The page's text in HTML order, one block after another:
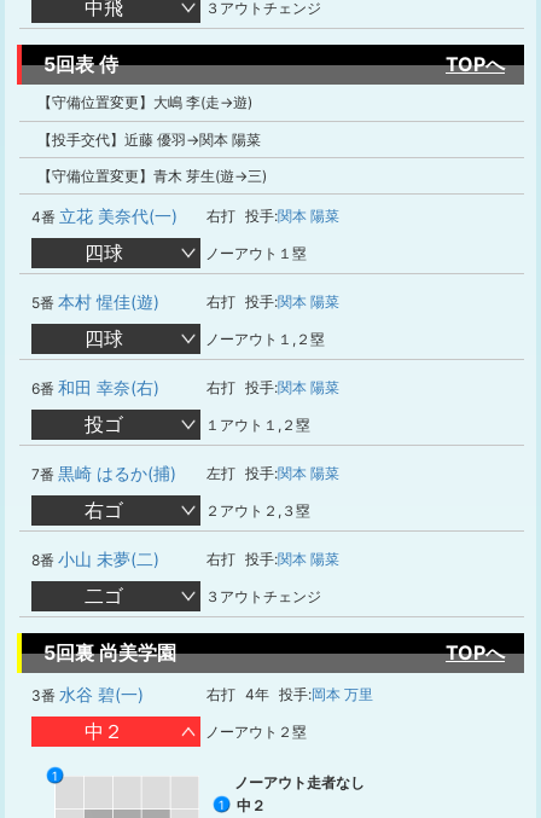
中飛 ３アウトチェンジ
5回表 侍 TOPへ
【守備位置変更】大嶋 李(走→遊)
【投手交代】近藤 優羽→関本 陽菜
【守備位置変更】青木 芽生(遊→三)
4番 立花 美奈代(一) 右打 投手:関本 陽菜
四球 ノーアウト１塁
5番 本村 惺佳(遊) 右打 投手:関本 陽菜
四球 ノーアウト１,２塁
6番 和田 幸奈(右) 右打 投手:関本 陽菜
投ゴ １アウト１,２塁
7番 黒崎 はるか(捕) 左打 投手:関本 陽菜
右ゴ ２アウト２,３塁
8番 小山 未夢(二) 右打 投手:関本 陽菜
二ゴ ３アウトチェンジ
5回裏 尚美学園 TOPへ
3番 水谷 碧(一) 右打 4年 投手:岡本 万里
中２ ノーアウト２塁
1 ノーアウト走者なし
1
中２